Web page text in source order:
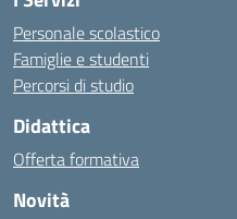
Personale scolastico
Famiglie e studenti
Percorsi di studio
Didattica
Offerta formativa
Novità